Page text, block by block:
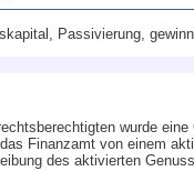
Passivierung,
wurde
Finanzamt von einem
des aktivierten